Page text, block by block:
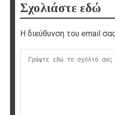
Σχολιάστε εδώ
Η διεύθυνση του email